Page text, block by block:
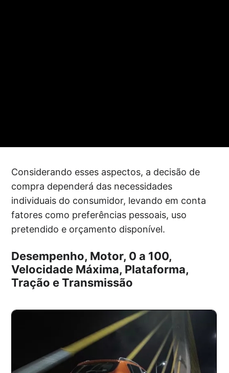
Considerando esses aspectos, a decisão de
compra dependerá das necessidades
individuais do consumidor, levando em conta
fatores como preferências pessoais, uso
pretendido e orçamento disponível.
Desempenho, Motor, 0 a 100,
Velocidade Máxima, Plataforma,
Tração e Transmissão